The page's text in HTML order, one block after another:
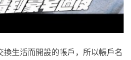
換生活而開設的帳戶，所以帳戶名